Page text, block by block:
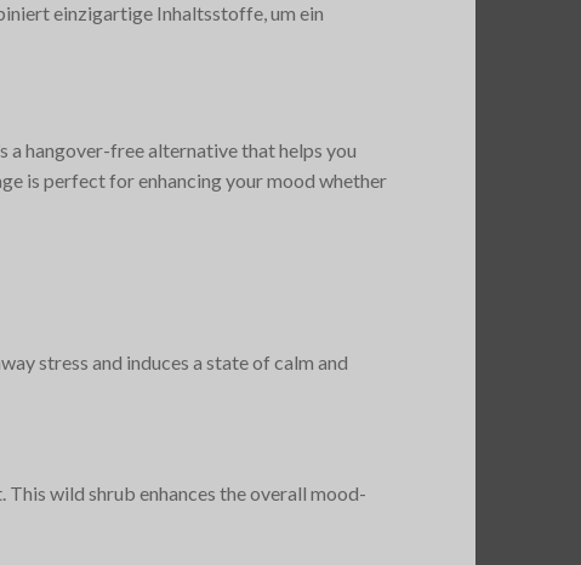
einzigartige Inhaltsstoffe, um ein
a hangover-free alternative that helps you
is perfect for enhancing your mood whether
stress and induces a state of calm and
wild shrub enhances the overall mood-